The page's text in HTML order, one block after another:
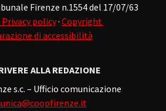
Firenze n.1554 del 17/07/63
Privacy policy· Copyright
di accessibilità
ALLA REDAZIONE
s.c. – Ufficio comunicazione